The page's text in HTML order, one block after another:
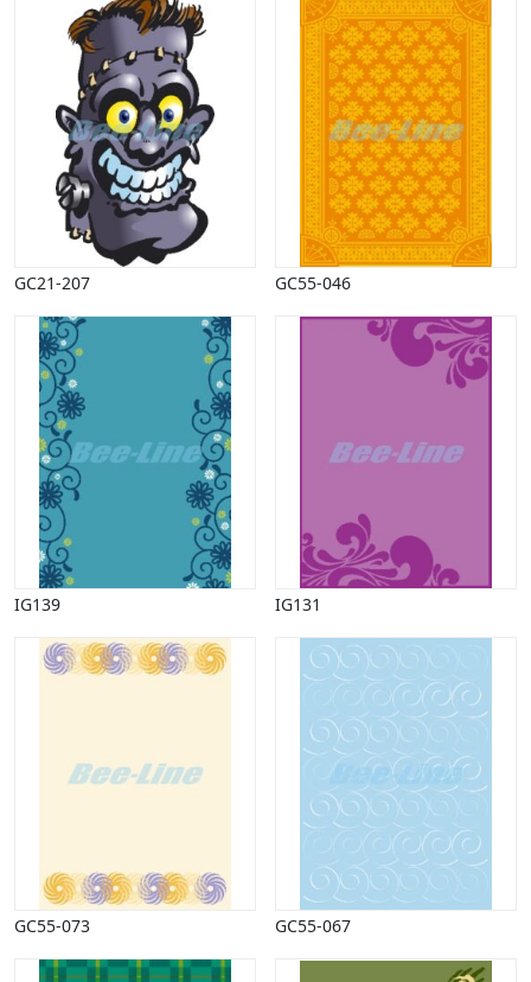
GC21-207 GC55-046
IG139 IG131
GC55-073 GC55-067